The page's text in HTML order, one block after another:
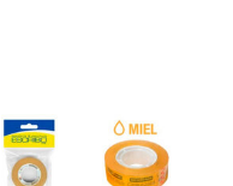
€4,50